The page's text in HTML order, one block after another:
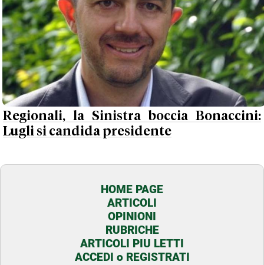
Regionali, la Sinistra boccia Bonaccini:
Lugli si candida presidente
HOME PAGE
ARTICOLI
OPINIONI
RUBRICHE
ARTICOLI PIU LETTI
ACCEDI o REGISTRATI